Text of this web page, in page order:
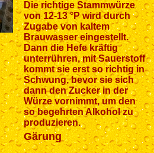
Die richtige Stammwürze
von 12-13 °P wird durch
Zugabe von kaltem
Brauwasser eingestellt.
Dann die Hefe kräftig
unterrühren, mit Sauerstoff
kommt sie erst so richtig in
Schwung, bevor sie sich
dann den Zucker in der
Würze vornimmt, um den
so begehrten Alkohol zu
produzieren.
Gärung